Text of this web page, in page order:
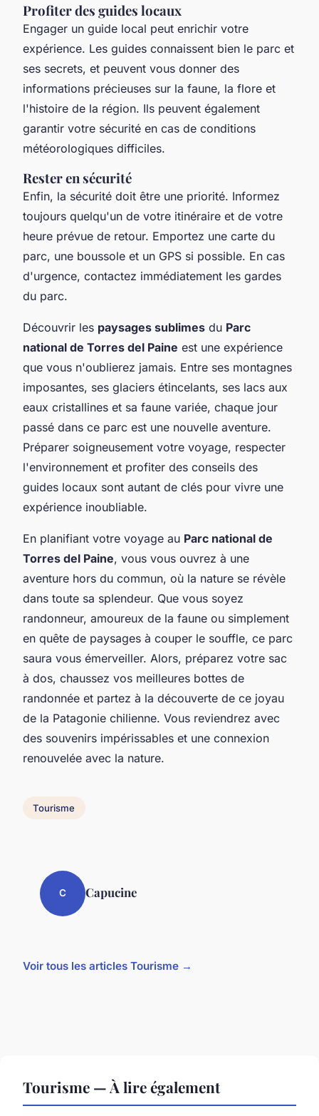
Profiter des guides locaux
Engager un guide local peut enrichir votre
expérience. Les guides connaissent bien le parc et
ses secrets, et peuvent vous donner des
informations précieuses sur la faune, la flore et
l'histoire de la région. Ils peuvent également
garantir votre sécurité en cas de conditions
météorologiques difficiles.
Rester en sécurité
Enfin, la sécurité doit être une priorité. Informez
toujours quelqu'un de votre itinéraire et de votre
heure prévue de retour. Emportez une carte du
parc, une boussole et un GPS si possible. En cas
d'urgence, contactez immédiatement les gardes
du parc.
Découvrir les paysages sublimes du Parc
national de Torres del Paine est une expérience
que vous n'oublierez jamais. Entre ses montagnes
imposantes, ses glaciers étincelants, ses lacs aux
eaux cristallines et sa faune variée, chaque jour
passé dans ce parc est une nouvelle aventure.
Préparer soigneusement votre voyage, respecter
l'environnement et profiter des conseils des
guides locaux sont autant de clés pour vivre une
expérience inoubliable.
En planifiant votre voyage au Parc national de
Torres del Paine, vous vous ouvrez à une
aventure hors du commun, où la nature se révèle
dans toute sa splendeur. Que vous soyez
randonneur, amoureux de la faune ou simplement
en quête de paysages à couper le souffle, ce parc
saura vous émerveiller. Alors, préparez votre sac
à dos, chaussez vos meilleures bottes de
randonnée et partez à la découverte de ce joyau
de la Patagonie chilienne. Vous reviendrez avec
des souvenirs impérissables et une connexion
renouvelée avec la nature.
Tourisme
C Capucine
Voir tous les articles Tourisme →
Tourisme — À lire également